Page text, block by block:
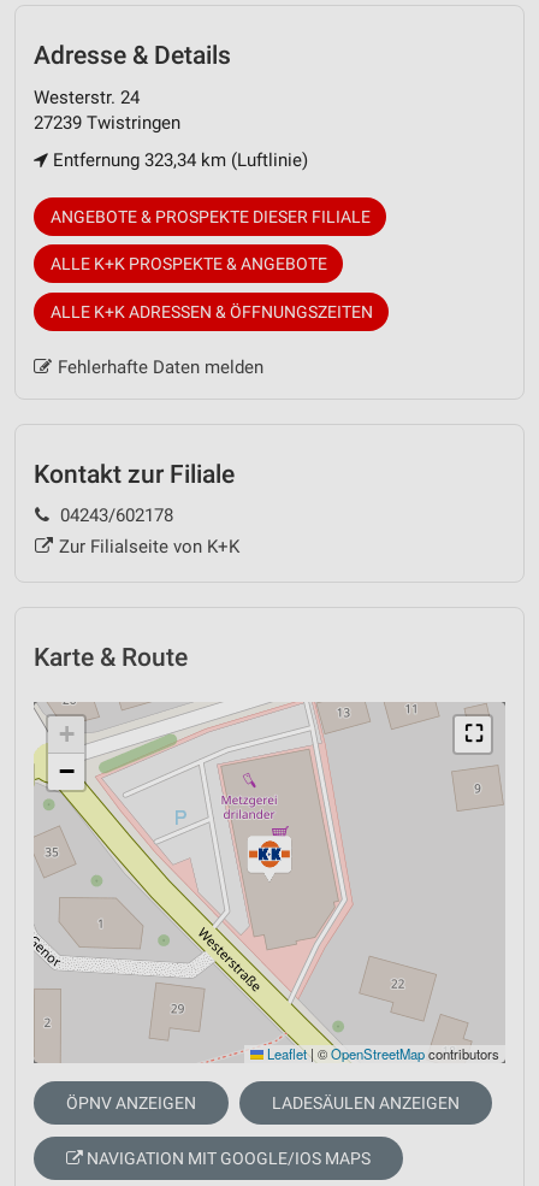
Adresse & Details
Westerstr. 24
27239 Twistringen
Entfernung 323,34 km (Luftlinie)
ANGEBOTE & PROSPEKTE DIESER FILIALE
ALLE K+K PROSPEKTE & ANGEBOTE
ALLE K+K ADRESSEN & ÖFFNUNGSZEITEN
Fehlerhafte Daten melden
Kontakt zur Filiale
04243/602178
Zur Filialseite von K+K
Karte & Route
⛶
+
−
Leaflet| ©OpenStreetMapcontributors
ÖPNV ANZEIGEN LADESÄULEN ANZEIGEN
NAVIGATION MIT GOOGLE/IOS MAPS